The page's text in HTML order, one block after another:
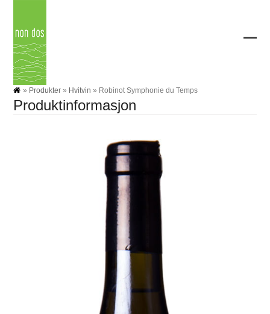
content
» Produkter » Hvitvin » Robinot Symphonie du Temps
Produktinformasjon